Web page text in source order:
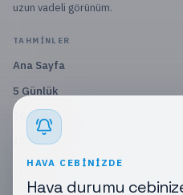
uzun vadeli görünüm.
TAHMINLER
Ana Sayfa
5 Günlük
10 Günlük
15 Günlük
HAVA CEBINIZDE
Hava durumu